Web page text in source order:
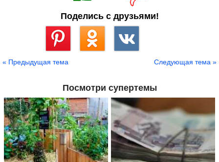
Поделись с друзьями!
« Предыдущая тема Следующая тема »
Посмотри супертемы